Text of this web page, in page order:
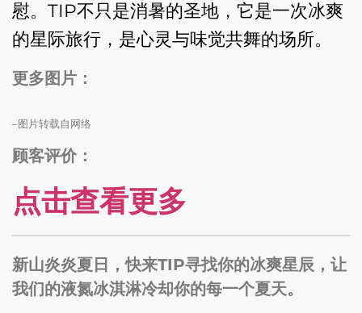
慰。TIP不只是消暑的圣地，它是一次冰爽
的星际旅行，是心灵与味觉共舞的场所。
更多图片：
–图片转载自网络
顾客评价：
点击查看更多
新山炎炎夏日，快来TIP寻找你的冰爽星辰，让
我们的液氮冰淇淋冷却你的每一个夏天。